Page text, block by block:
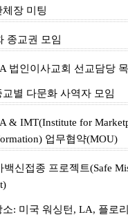
장 미팅
종교권 모임
법인이사교회 선교담당
별 다문화 사역자 모임
& IMT(Institute for
업무협약(MOU)
백신접종 프로젝트(Safe
: 미국 워싱턴, LA, 플로